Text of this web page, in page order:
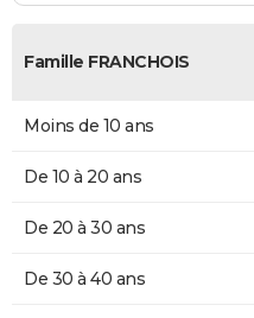
Famille FRANCHOIS
Moins de 10 ans
De 10 à 20 ans
De 20 à 30 ans
De 30 à 40 ans